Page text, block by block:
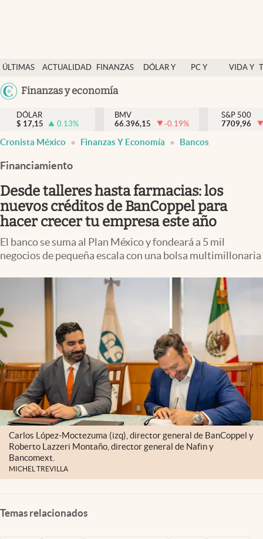
ÚLTIMAS
NOTICIAS
ACTUALIDAD
FINANZAS
DÓLAR Y
PC Y
VIDA Y
México
Finanzas y economía
Actualidad
Finanzas y economía
Dólar y mercados
Pc y celular
Vida y estilo
Tv
Mediakit
abre en nueva pestaña
México
DÓLAR
$ 17,15 0.13%
BMV
66.396,15
-0.19%
S&P 500
7709,96
Cronista México Finanzas Y Economía Bancos
Financiamiento
Desde talleres hasta farmacias: los
nuevos créditos de BanCoppel para
hacer crecer tu empresa este año
El banco se suma al Plan México y fondeará a 5 mil
negocios de pequeña escala con una bolsa multimillonaria
Carlos López-Moctezuma (izq), director general de BanCoppel y
Roberto Lazzeri Montaño, director general de Nafin y
Bancomext.
MICHEL TREVILLA
Temas relacionados